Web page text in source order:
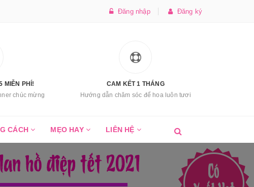
Đăng nhập Đăng ký
MIỄN PHÍ!
chúc mừng
CAM KẾT 1 THÁNG
Hướng dẫn chăm sóc để hoa luôn tươi
CÁCH MẸO HAY LIÊN HỆ